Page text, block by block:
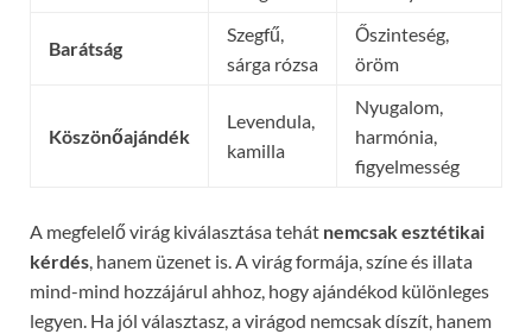
Barátság
Szegfű,
sárga rózsa
Őszinteség,
öröm
Köszönőajándék
Levendula,
kamilla
Nyugalom,
harmónia,
figyelmesség
A megfelelő virág kiválasztása tehát nemcsak esztétikai
kérdés, hanem üzenet is. A virág formája, színe és illata
mind-mind hozzájárul ahhoz, hogy ajándékod különleges
legyen. Ha jól választasz, a virágod nemcsak díszít, hanem